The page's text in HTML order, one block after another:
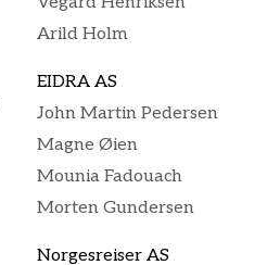
Arild Holm
EIDRA AS
John Martin Pedersen
Magne Øien
Mounia Fadouach
Morten Gundersen
Norgesreiser AS